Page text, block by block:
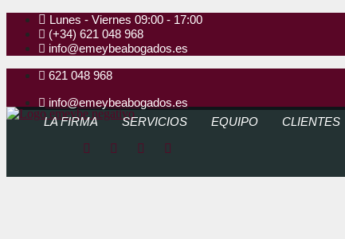
Lunes - Viernes 09:00 - 17:00
(+34) 621 048 968
info@emeybeabogados.es
621 048 968
info@emeybeabogados.es
LA FIRMA
SERVICIOS EQUIPO CLIENTES